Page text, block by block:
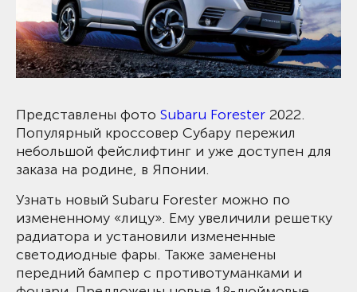
Представлены фото Subaru Forester 2022.
Популярный кроссовер Субару пережил
небольшой фейслифтинг и уже доступен для
заказа на родине, в Японии.
Узнать новый Subaru Forester можно по
измененному «лицу». Ему увеличили решетку
радиатора и установили измененные
светодиодные фары. Также заменены
передний бампер с противотуманками и